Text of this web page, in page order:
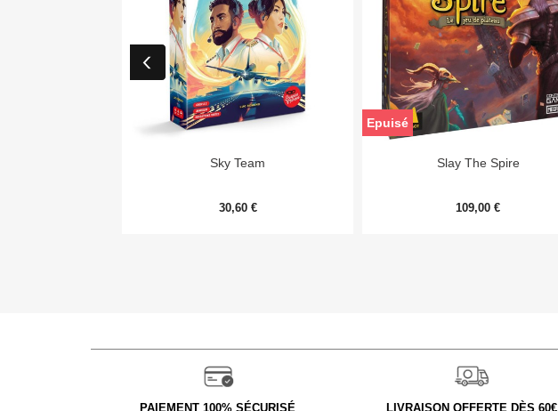
Aperçu rapide
Sky Team
30,60 €
Aperçu rapide
Slay The Spire
109,00 €
Epuisé
PAIEMENT 100% SÉCURISÉ LIVRAISON OFFERTE DÈS 60€